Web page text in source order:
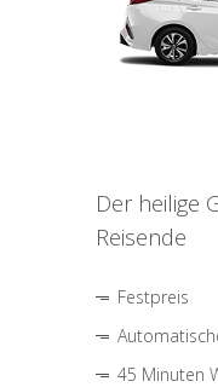
Der heilige
Reisende
Festpreis
45 Minuten